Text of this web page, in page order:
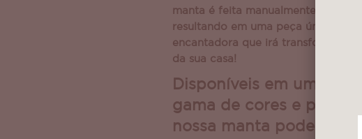
manta é feita manualmente em tear,
resultando em uma peça única e
encantadora que irá transformar o
da sua casa!
Disponíveis em uma
gama de cores e
nossa manta pode se